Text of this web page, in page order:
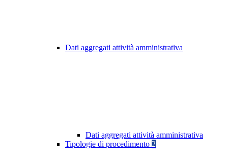
Dati aggregati attività amministrativa
Dati aggregati attività amministrativa
Tipologie di procedimento 2